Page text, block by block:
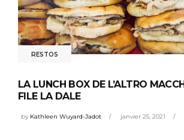
RESTOS
LA LUNCH BOX DE L’ALTRO
FILE LA DALE
by Kathleen Wuyard-Jadot janvier 25, 2021